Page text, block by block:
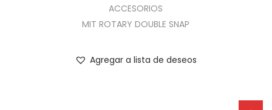
ACCESORIOS
MIT ROTARY DOUBLE SNAP
Agregar a lista de deseos